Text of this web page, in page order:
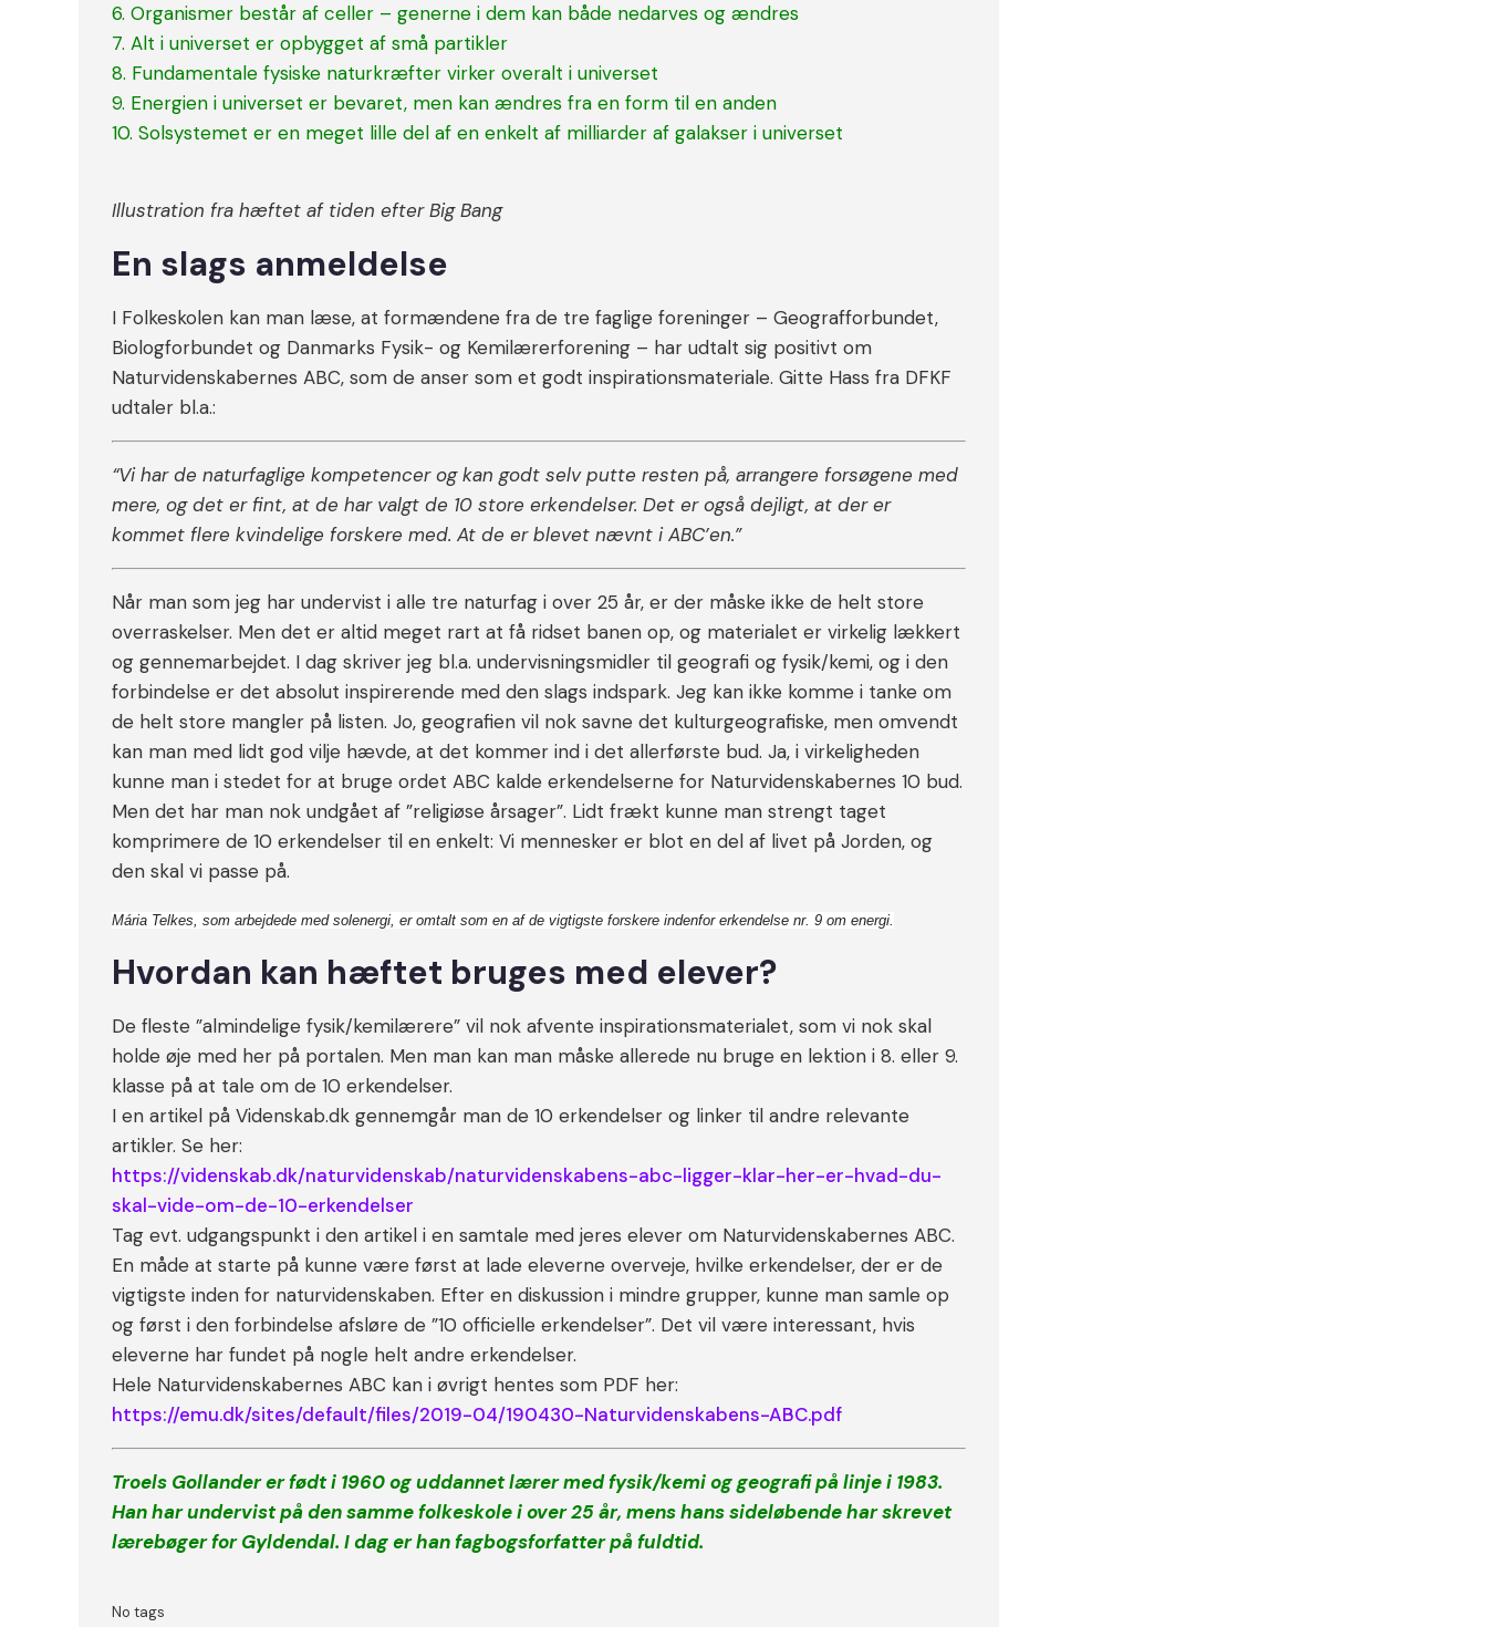
6. Organismer består af celler – generne i dem kan både nedarves og ændres
7. Alt i universet er opbygget af små partikler
8. Fundamentale fysiske naturkræfter virker overalt i universet
9. Energien i universet er bevaret, men kan ændres fra en form til en anden
10. Solsystemet er en meget lille del af en enkelt af milliarder af galakser i universet
Illustration fra hæftet af tiden efter Big Bang
En slags anmeldelse
I Folkeskolen kan man læse, at formændene fra de tre faglige foreninger – Geografforbundet,
Biologforbundet og Danmarks Fysik- og Kemilærerforening – har udtalt sig positivt om
Naturvidenskabernes ABC, som de anser som et godt inspirationsmateriale. Gitte Hass fra DFKF
udtaler bl.a.:
“Vi har de naturfaglige kompetencer og kan godt selv putte resten på, arrangere forsøgene med
mere, og det er fint, at de har valgt de 10 store erkendelser. Det er også dejligt, at der er
kommet flere kvindelige forskere med. At de er blevet nævnt i ABC’en.”
Når man som jeg har undervist i alle tre naturfag i over 25 år, er der måske ikke de helt store
overraskelser. Men det er altid meget rart at få ridset banen op, og materialet er virkelig lækkert
og gennemarbejdet. I dag skriver jeg bl.a. undervisningsmidler til geografi og fysik/kemi, og i den
forbindelse er det absolut inspirerende med den slags indspark. Jeg kan ikke komme i tanke om
de helt store mangler på listen. Jo, geografien vil nok savne det kulturgeografiske, men omvendt
kan man med lidt god vilje hævde, at det kommer ind i det allerførste bud. Ja, i virkeligheden
kunne man i stedet for at bruge ordet ABC kalde erkendelserne for Naturvidenskabernes 10 bud.
Men det har man nok undgået af ”religiøse årsager”. Lidt frækt kunne man strengt taget
komprimere de 10 erkendelser til en enkelt: Vi mennesker er blot en del af livet på Jorden, og
den skal vi passe på.
Mária Telkes, som arbejdede med solenergi, er omtalt som en af de vigtigste forskere indenfor erkendelse nr. 9 om energi.
Hvordan kan hæftet bruges med elever?
De fleste ”almindelige fysik/kemilærere” vil nok afvente inspirationsmaterialet, som vi nok skal
holde øje med her på portalen. Men man kan man måske allerede nu bruge en lektion i 8. eller 9.
klasse på at tale om de 10 erkendelser.
I en artikel på Videnskab.dk gennemgår man de 10 erkendelser og linker til andre relevante
artikler. Se her:
https://videnskab.dk/naturvidenskab/naturvidenskabens-abc-ligger-klar-her-er-hvad-du-
skal-vide-om-de-10-erkendelser
Tag evt. udgangspunkt i den artikel i en samtale med jeres elever om Naturvidenskabernes ABC.
En måde at starte på kunne være først at lade eleverne overveje, hvilke erkendelser, der er de
vigtigste inden for naturvidenskaben. Efter en diskussion i mindre grupper, kunne man samle op
og først i den forbindelse afsløre de ”10 officielle erkendelser”. Det vil være interessant, hvis
eleverne har fundet på nogle helt andre erkendelser.
Hele Naturvidenskabernes ABC kan i øvrigt hentes som PDF her:
https://emu.dk/sites/default/files/2019-04/190430-Naturvidenskabens-ABC.pdf
Troels Gollander er født i 1960 og uddannet lærer med fysik/kemi og geografi på linje i 1983.
Han har undervist på den samme folkeskole i over 25 år, mens hans sideløbende har skrevet
lærebøger for Gyldendal. I dag er han fagbogsforfatter på fuldtid.
No tags